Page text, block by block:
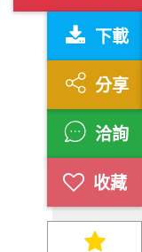
下載
分享
洽詢